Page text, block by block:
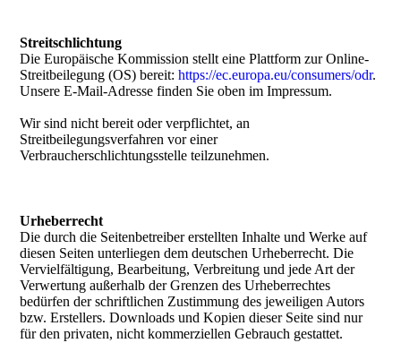
Streitschlichtung
Die Europäische Kommission stellt eine Plattform zur Online-
Streitbeilegung (OS) bereit:https://ec.europa.eu/consumers/odr.
Unsere E-Mail-Adresse finden Sie oben im Impressum.
Wir sind nicht bereit oder verpflichtet, an
Streitbeilegungsverfahren vor einer
Verbraucherschlichtungsstelle teilzunehmen.
Urheberrecht
Die durch die Seitenbetreiber erstellten Inhalte und Werke auf
diesen Seiten unterliegen dem deutschen Urheberrecht. Die
Vervielfältigung, Bearbeitung, Verbreitung und jede Art der
Verwertung außerhalb der Grenzen des Urheberrechtes
bedürfen der schriftlichen Zustimmung des jeweiligen Autors
bzw. Erstellers. Downloads und Kopien dieser Seite sind nur
für den privaten, nicht kommerziellen Gebrauch gestattet.